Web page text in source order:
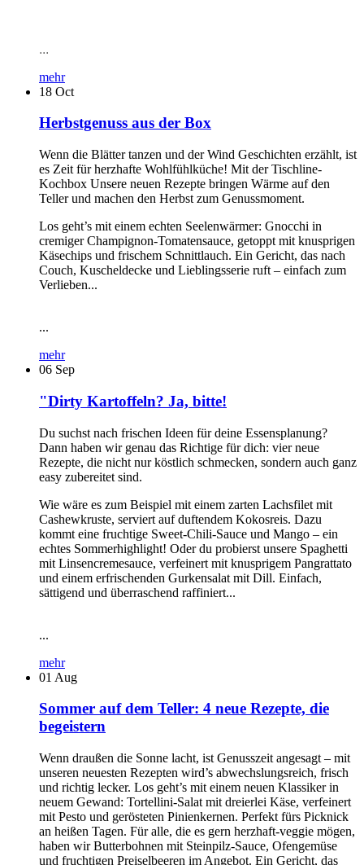
...
mehr
18 Oct
Herbstgenuss aus der Box
Wenn die Blätter tanzen und der Wind Geschichten erzählt, ist
es Zeit für herzhafte Wohlfühlküche! Mit der Tischline-
Kochbox Unsere neuen Rezepte bringen Wärme auf den
Teller und machen den Herbst zum Genussmoment.
Los geht’s mit einem echten Seelenwärmer: Gnocchi in
cremiger Champignon-Tomatensauce, getoppt mit knusprigen
Käsechips und frischem Schnittlauch. Ein Gericht, das nach
Couch, Kuscheldecke und Lieblingsserie ruft – einfach zum
Verlieben...
...
mehr
06 Sep
"Dirty Kartoffeln? Ja, bitte!
Du suchst nach frischen Ideen für deine Essensplanung?
Dann haben wir genau das Richtige für dich: vier neue
Rezepte, die nicht nur köstlich schmecken, sondern auch ganz
easy zubereitet sind.
Wie wäre es zum Beispiel mit einem zarten Lachsfilet mit
Cashewkruste, serviert auf duftendem Kokosreis. Dazu
kommt eine fruchtige Sweet-Chili-Sauce und Mango – ein
echtes Sommerhighlight! Oder du probierst unsere Spaghetti
mit Linsencremesauce, verfeinert mit knusprigem Pangrattato
und einem erfrischenden Gurkensalat mit Dill. Einfach,
sättigend und überraschend raffiniert...
...
mehr
01 Aug
Sommer auf dem Teller: 4 neue Rezepte, die
begeistern
Wenn draußen die Sonne lacht, ist Genusszeit angesagt – mit
unseren neuesten Rezepten wird’s abwechslungsreich, frisch
und richtig lecker. Los geht’s mit einem neuen Klassiker in
neuem Gewand: Tortellini-Salat mit dreierlei Käse, verfeinert
mit Pesto und gerösteten Pinienkernen. Perfekt fürs Picknick
an heißen Tagen. Für alle, die es gern herzhaft-veggie mögen,
haben wir Butterbohnen mit Steinpilz-Sauce, Ofengemüse
und fruchtigen Preiselbeeren im Angebot. Ein Gericht, das